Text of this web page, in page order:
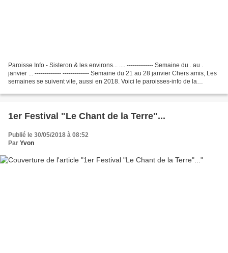
Paroisse Info - Sisteron & les environs... .... ------------- Semaine du . au .
janvier ... ------------- ------------- Semaine du 21 au 28 janvier Chers amis, Les
semaines se suivent vite, aussi en 2018. Voici le paroisses-info de la
1er Festival "Le Chant de la Terre"...
Publié le 30/05/2018 à 08:52
Par Yvon